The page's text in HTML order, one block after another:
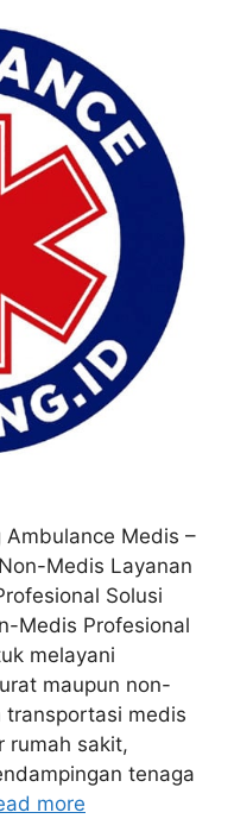
Medis –
Medis Layanan
Solusi
Medis Profesional
melayani
maupun non-
transportasi medis
rumah sakit,
tenaga
more